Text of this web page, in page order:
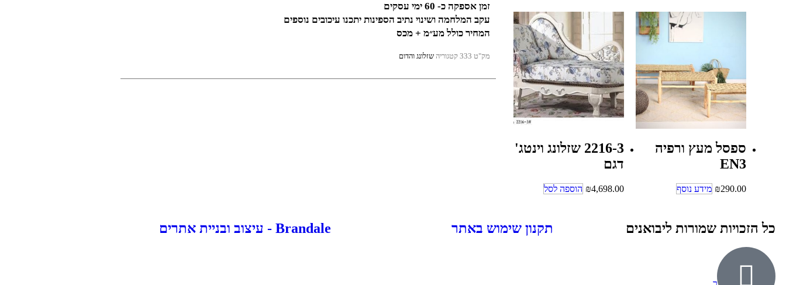
ספסל מעץ ורפיה
EN3
₪290.00 מידע נוסף
2216-3 שזלונג וינטג'
דגם
₪4,698.00 הוספה לסל
זמן אספקה כ- 60 ימי עסקים
עקב המלחמה ושינוי נתיב הספינות יתכנו עיכובים נוספים
המחיר כולל מע״מ + מכס
מק"ט 333 קטגוריה שזלונג והדום
כל הזכויות שמורות ליבואנים תקנון שימוש באתר Brandale - עיצוב ובניית אתרים